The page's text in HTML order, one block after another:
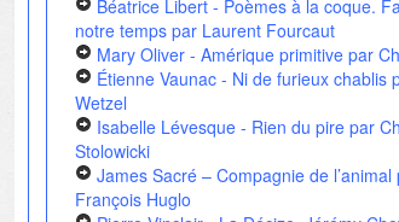
Béatrice Libert - Poèmes à la coque.
notre tempspar Laurent Fourcaut
Mary Oliver - Amérique primitivepar
Étienne Vaunac - Ni de furieux chablis
Wetzel
Isabelle Lévesque - Rien du pirepar
Stolowicki
James Sacré – Compagnie de l’animal
François Huglo